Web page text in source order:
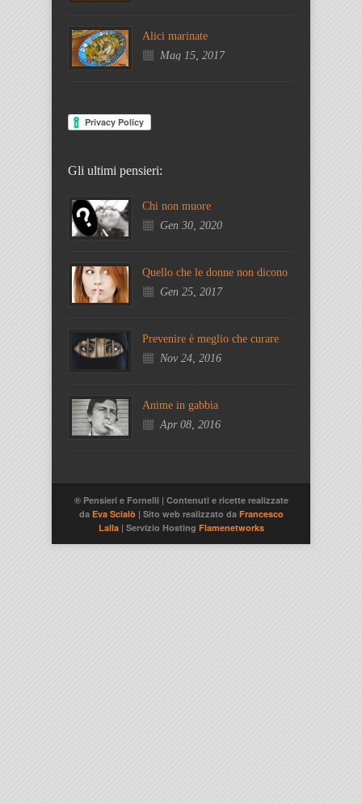
Alici marinate
Mag 15, 2017
Gli ultimi pensieri:
Chi non muore
Gen 30, 2020
Quello che le donne non dicono
Gen 25, 2017
Prevenire è meglio che curare
Nov 24, 2016
Anime in gabbia
Apr 08, 2016
® Pensieri e Fornelli | Contenuti e ricette realizzate
da Eva Scialò | Sito web realizzato da Francesco
Lalla | Servizio Hosting Flamenetworks